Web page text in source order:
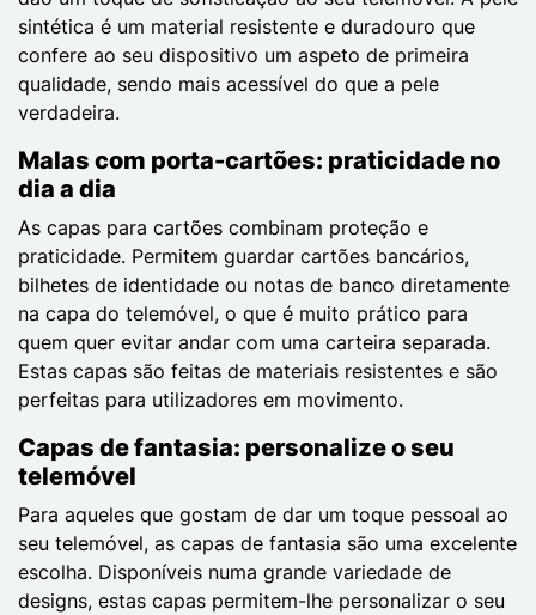
sintética é um material resistente e duradouro que
confere ao seu dispositivo um aspeto de primeira
qualidade, sendo mais acessível do que a pele
verdadeira.
Malas com porta-cartões: praticidade no
dia a dia
As capas para cartões combinam proteção e
praticidade. Permitem guardar cartões bancários,
bilhetes de identidade ou notas de banco diretamente
na capa do telemóvel, o que é muito prático para
quem quer evitar andar com uma carteira separada.
Estas capas são feitas de materiais resistentes e são
perfeitas para utilizadores em movimento.
Capas de fantasia: personalize o seu
telemóvel
Para aqueles que gostam de dar um toque pessoal ao
seu telemóvel, as capas de fantasia são uma excelente
escolha. Disponíveis numa grande variedade de
designs, estas capas permitem-lhe personalizar o seu